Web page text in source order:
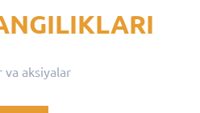
va aksiyalar